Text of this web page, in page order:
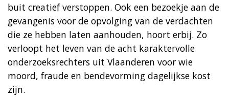
buit creatief verstoppen. Ook een bezoekje aan de
gevangenis voor de opvolging van de verdachten
die ze hebben laten aanhouden, hoort erbij. Zo
verloopt het leven van de acht karaktervolle
onderzoeksrechters uit Vlaanderen voor wie
moord, fraude en bendevorming dagelijkse kost
zijn.